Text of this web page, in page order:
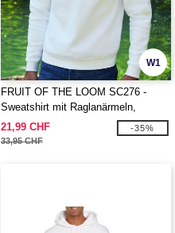
W1
FRUIT OF THE LOOM SC276 -
Sweatshirt mit Raglanärmeln,
Kragen mit Reißverschluss
21,99 CHF
33,95 CHF
-35%